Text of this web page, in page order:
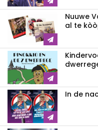
Nuuwe
al te
In de